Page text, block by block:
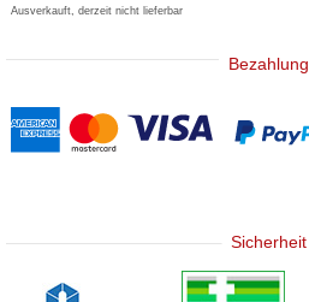
Ausverkauft, derzeit nicht lieferbar
Bezahlung
Sicherheit